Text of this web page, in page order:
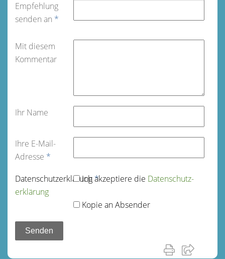
Empfehlung
senden an *
Mit diesem
Kommentar
Ihr Name
Ihre E-Mail-
Adresse *
Datenschutz­erklärung*
Ich akzeptiere die Datenschutz­
erklärung
Kopie an Absender